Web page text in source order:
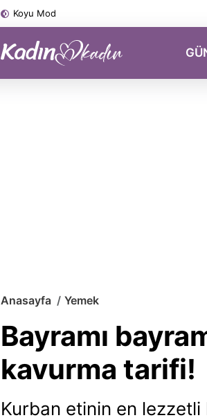
Koyu Mod
Anasayfa Yemek
Bayramı
kavurma tarifi!
Kurban etinin en lezzetli